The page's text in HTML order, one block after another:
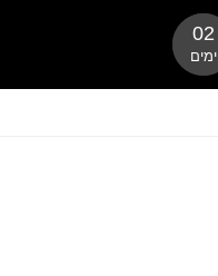
02
ימים